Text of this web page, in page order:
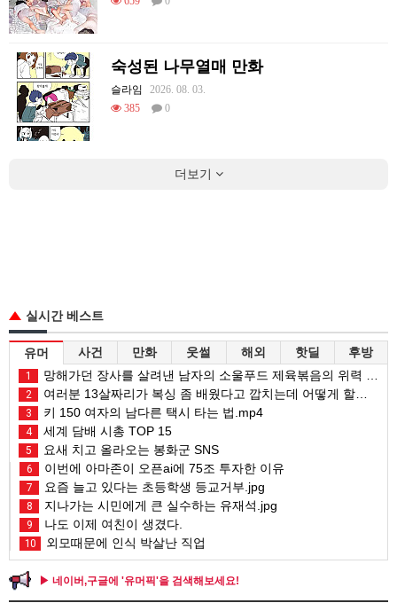
숙성된 나무열매 만화
슬라임
2026. 08. 03.
385
0
더보기
실시간 베스트
유머 사건 만화 웃썰 해외 핫딜 후방
1 망해가던 장사를 살려낸 남자의 소울푸드 제육볶음의 위력 ㅋㅋ
2 여러분 13살짜리가 복싱 좀 배웠다고 깝치는데 어떻게 할까요?
3 키 150 여자의 남다른 택시 타는 법.mp4
4 세계 담배 시총 TOP 15
5 요새 치고 올라오는 봉화군 SNS
6 이번에 아마존이 오픈ai에 75조 투자한 이유
7 요즘 늘고 있다는 초등학생 등교거부.jpg
8 지나가는 시민에게 큰 실수하는 유재석.jpg
9 나도 이제 여친이 생겼다.
10 외모때문에 인식 박살난 직업
▶ 네이버,구글에 '유머픽'을 검색해보세요!